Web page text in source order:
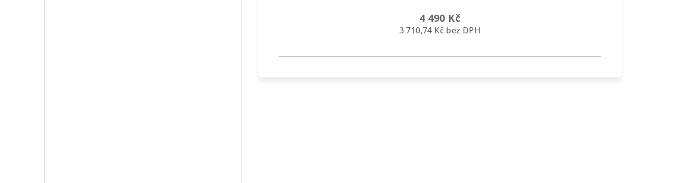
4 490 Kč
3 710,74 Kč bez DPH